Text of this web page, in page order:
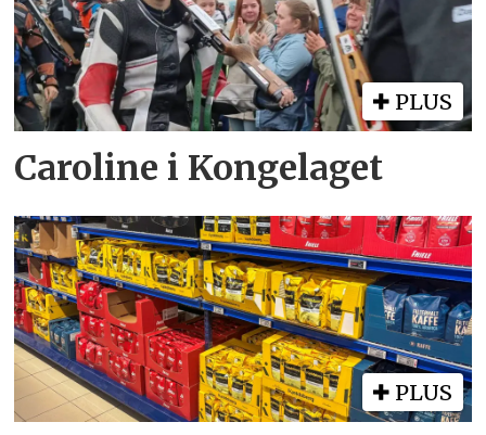
PLUS
Caroline i Kongelaget
PLUS